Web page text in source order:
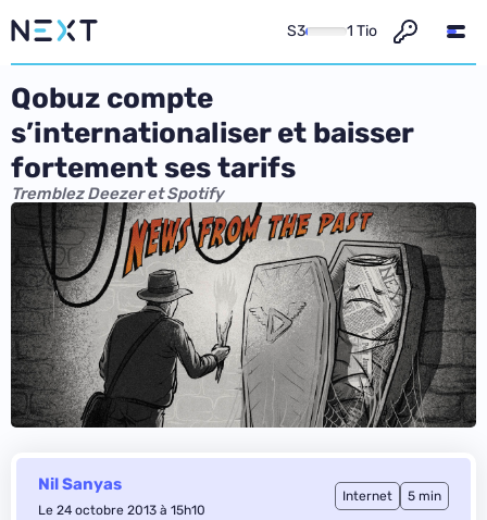
S3 1 Tio
Qobuz compte
s’internationaliser et baisser
fortement ses tarifs
Tremblez Deezer et Spotify
Nil Sanyas
Le 24 octobre 2013 à 15h10
Internet 5 min